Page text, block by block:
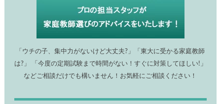
「ウチの子、集中力がないけど大丈夫?」「東大に受かる家庭教師
は?」 「今度の定期試験まで時間がない！すぐに対策してほしい!」
などご相談だけでも構いません！お気軽にご相談ください！